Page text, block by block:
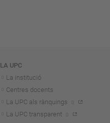
LA UPC
La institució
Centres docents
La UPC als rànquings
La UPC transparent